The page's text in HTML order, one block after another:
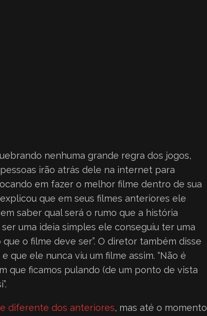
nenhuma grande regra dos jogos,
irão atrás dele na internet para
em fazer o melhor filme dentro de sua
que em seus filmes anteriores ele
saber qual será o rumo que a história
uma ideia simples ele conseguiu ter uma
o filme deve ser”. O diretor também disse
ele nunca viu um filme assim. “Não é
que ficamos pulando (de um ponto de vista
diferente dos anteriores, mas até o momento